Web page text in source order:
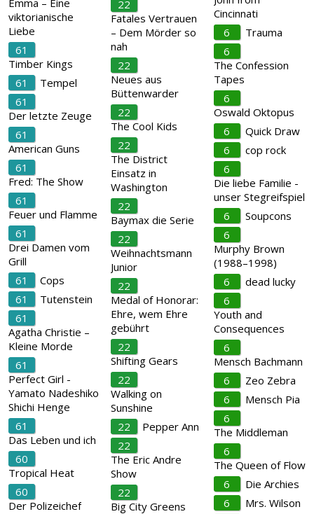
Emma – Eine
viktorianische
Liebe
61
Timber Kings
61
Tempel
61
Der letzte Zeuge
61
American Guns
61
Fred: The Show
61
Feuer und Flamme
61
Drei Damen vom
Grill
61
Cops
61
Tutenstein
61
Agatha Christie –
Kleine Morde
61
Perfect Girl -
Yamato Nadeshiko
Shichi Henge
61
Das Leben und ich
60
Tropical Heat
60
Der Polizeichef
22
Fatales Vertrauen
– Dem Mörder so
nah
22
Neues aus
Büttenwarder
22
The Cool Kids
22
The District
Einsatz in
Washington
22
Baymax die Serie
22
Weihnachtsmann
Junior
22
Medal of Honorar:
Ehre, wem Ehre
gebührt
22
Shifting Gears
22
Walking on
Sunshine
22
Pepper Ann
22
The Eric Andre
Show
22
Big City Greens
Cincinnati
6
Trauma
6
The Confession
Tapes
6
Oswald Oktopus
6
Quick Draw
6
cop rock
6
Die liebe Familie -
unser Stegreifspiel
6
Soupcons
6
Murphy Brown
(1988–1998)
6
dead lucky
6
Youth and
Consequences
6
Mensch Bachmann
6
Zeo Zebra
6
Mensch Pia
6
The Middleman
6
The Queen of Flow
6
Die Archies
6
Mrs. Wilson